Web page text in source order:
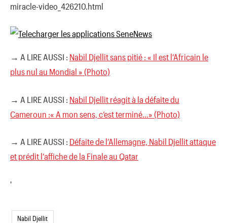
miracle-video_426210.html
→ A LIRE AUSSI : Nabil Djellit sans pitié : « Il est l’Africain le
plus nul au Mondial » (Photo)
→ A LIRE AUSSI : Nabil Djellit réagit à la défaite du
Cameroun :« A mon sens, c’est terminé…» (Photo)
→ A LIRE AUSSI : Défaite de l’Allemagne, Nabil Djellit attaque
et prédit l’affiche de la Finale au Qatar
'
Nabil Djellit